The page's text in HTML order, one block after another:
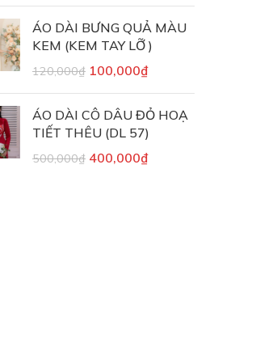
ÁO DÀI BƯNG QUẢ MÀU
KEM (KEM TAY LỠ )
120,000₫ 100,000₫
ÁO DÀI CÔ DÂU ĐỎ HOẠ
TIẾT THÊU (DL 57)
500,000₫ 400,000₫